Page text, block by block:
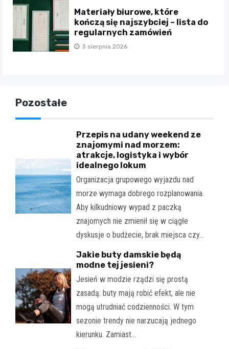
Materiały biurowe, które
kończą się najszybciej – lista do
regularnych zamówień
3 sierpnia 2026
Pozostałe
Przepis na udany weekend ze
znajomymi nad morzem:
atrakcje, logistyka i wybór
idealnego lokum
Organizacja grupowego wyjazdu nad
morze wymaga dobrego rozplanowania.
Aby kilkudniowy wypad z paczką
znajomych nie zmienił się w ciągłe
dyskusje o budżecie, brak miejsca czy…
Jakie buty damskie będą
modne tej jesieni?
Jesień w modzie rządzi się prostą
zasadą: buty mają robić efekt, ale nie
mogą utrudniać codzienności. W tym
sezonie trendy nie narzucają jednego
kierunku. Zamiast…